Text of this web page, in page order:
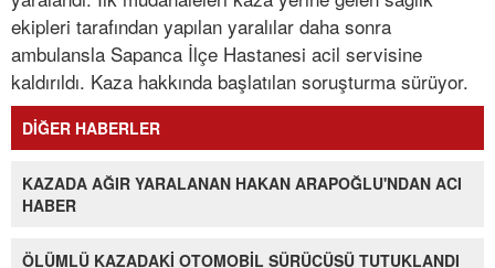
ekipleri tarafından yapılan yaralılar daha sonra
ambulansla Sapanca İlçe Hastanesi acil servisine
kaldırıldı. Kaza hakkında başlatılan soruşturma sürüyor.
DİĞER HABERLER
KAZADA AĞIR YARALANAN HAKAN ARAPOĞLU'NDAN ACI
HABER
ÖLÜMLÜ KAZADAKİ OTOMOBİL SÜRÜCÜSÜ TUTUKLANDI